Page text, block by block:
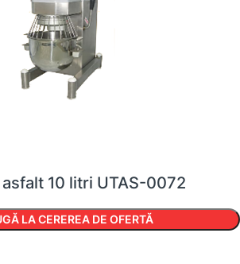
10 litri UTAS-0072
LA CEREREA DE OFERTĂ